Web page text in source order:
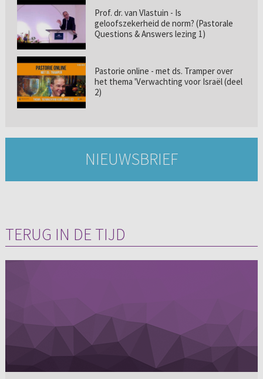
Prof. dr. van Vlastuin - Is
geloofszekerheid de norm? (Pastorale
Questions & Answers lezing 1)
Pastorie online - met ds. Tramper over
het thema 'Verwachting voor Israël (deel
2)
NIEUWSBRIEF
TERUG IN DE TIJD